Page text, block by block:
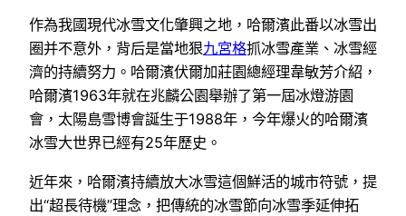
作為我國現代冰雪文化肇興之地，哈爾濱此番以冰雪出
圈并不意外，背后是當地狠九宮格抓冰雪產業、冰雪經
濟的持續努力。哈爾濱伏爾加莊園總經理韋敏芳介紹，
哈爾濱1963年就在兆麟公園舉辦了第一屆冰燈游園
會，太陽島雪博會誕生于1988年，今年爆火的哈爾濱
冰雪大世界已經有25年歷史。
近年來，哈爾濱持續放大冰雪這個鮮活的城市符號，提
出“超長待機”理念，把傳統的冰雪節向冰雪季延伸拓